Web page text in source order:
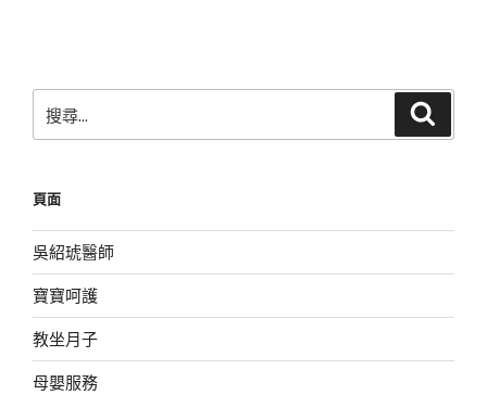
尋
字:
頁面
吳紹琥醫師
寶寶呵護
教坐月子
母嬰服務